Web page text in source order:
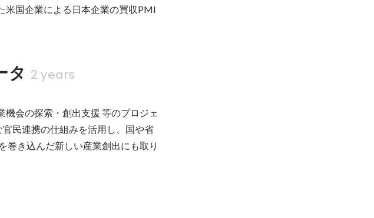
米国企業による日本企業の買収PMI
タ 2 years
会の探索・創出支援 等のプロジェ
⺠連携の仕組みを活用し、国や省
巻き込んだ新しい産業創出にも取り